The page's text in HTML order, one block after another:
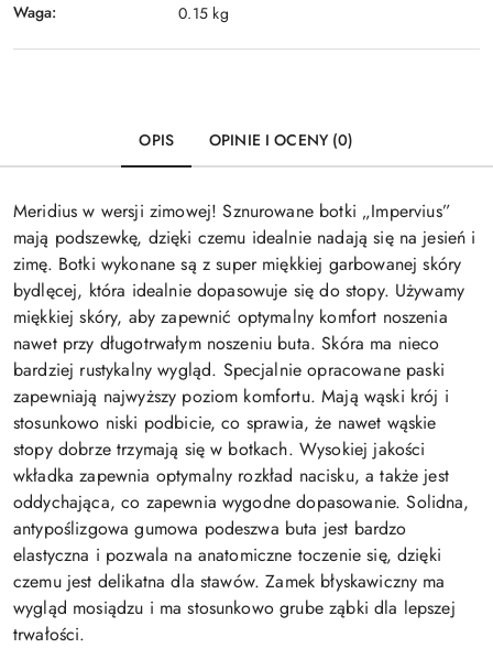
Waga: 0.15 kg
OPIS OPINIE I OCENY (0)
Meridius w wersji zimowej! Sznurowane botki „Impervius”
mają podszewkę, dzięki czemu idealnie nadają się na jesień i
zimę. Botki wykonane są z super miękkiej garbowanej skóry
bydlęcej, która idealnie dopasowuje się do stopy. Używamy
miękkiej skóry, aby zapewnić optymalny komfort noszenia
nawet przy długotrwałym noszeniu buta. Skóra ma nieco
bardziej rustykalny wygląd. Specjalnie opracowane paski
zapewniają najwyższy poziom komfortu. Mają wąski krój i
stosunkowo niski podbicie, co sprawia, że ​​nawet wąskie
stopy dobrze trzymają się w botkach. Wysokiej jakości
wkładka zapewnia optymalny rozkład nacisku, a także jest
oddychająca, co zapewnia wygodne dopasowanie. Solidna,
antypoślizgowa gumowa podeszwa buta jest bardzo
elastyczna i pozwala na anatomiczne toczenie się, dzięki
czemu jest delikatna dla stawów. Zamek błyskawiczny ma
wygląd mosiądzu i ma stosunkowo grube ząbki dla lepszej
trwałości.